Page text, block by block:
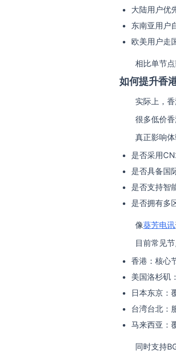
大陆用户优
东南亚用户
欧美用户走
相比单节
如何提升香
实际上，
很多低价
真正影响
是否采用
是否具备国
是否支持智
是否拥有多
像葵芳电讯
目前常见节
香港：核心
美国洛杉矶
日本东京：
台湾台北：
马来西亚：
同时支持